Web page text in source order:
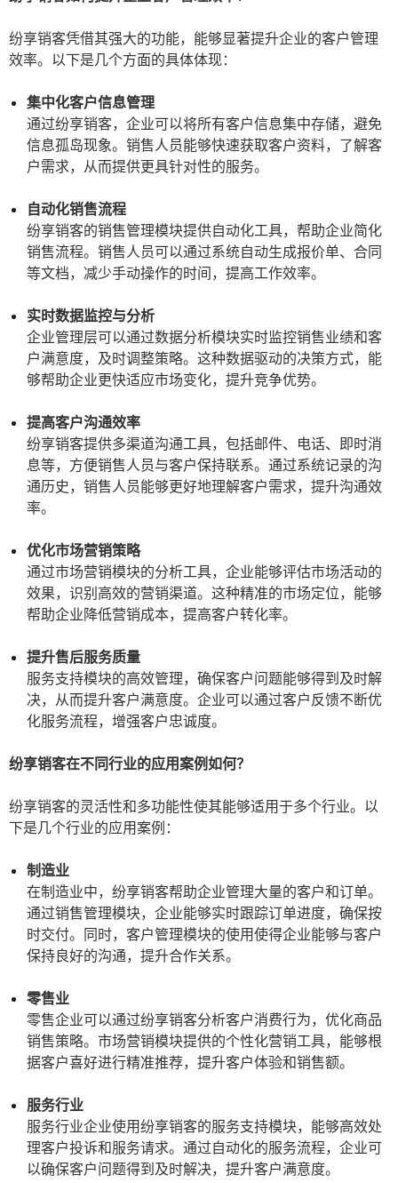
纷享销客凭借其强大的功能，能够显著提升企业的客户管理
效率。以下是几个方面的具体体现：
集中化客户信息管理
通过纷享销客，企业可以将所有客户信息集中存储，避免
信息孤岛现象。销售人员能够快速获取客户资料，了解客
户需求，从而提供更具针对性的服务。
自动化销售流程
纷享销客的销售管理模块提供自动化工具，帮助企业简化
销售流程。销售人员可以通过系统自动生成报价单、合同
等文档，减少手动操作的时间，提高工作效率。
实时数据监控与分析
企业管理层可以通过数据分析模块实时监控销售业绩和客
户满意度，及时调整策略。这种数据驱动的决策方式，能
够帮助企业更快适应市场变化，提升竞争优势。
提高客户沟通效率
纷享销客提供多渠道沟通工具，包括邮件、电话、即时消
息等，方便销售人员与客户保持联系。通过系统记录的沟
通历史，销售人员能够更好地理解客户需求，提升沟通效
率。
优化市场营销策略
通过市场营销模块的分析工具，企业能够评估市场活动的
效果，识别高效的营销渠道。这种精准的市场定位，能够
帮助企业降低营销成本，提高客户转化率。
提升售后服务质量
服务支持模块的高效管理，确保客户问题能够得到及时解
决，从而提升客户满意度。企业可以通过客户反馈不断优
化服务流程，增强客户忠诚度。
纷享销客在不同行业的应用案例如何？
纷享销客的灵活性和多功能性使其能够适用于多个行业。以
下是几个行业的应用案例：
制造业
在制造业中，纷享销客帮助企业管理大量的客户和订单。
通过销售管理模块，企业能够实时跟踪订单进度，确保按
时交付。同时，客户管理模块的使用使得企业能够与客户
保持良好的沟通，提升合作关系。
零售业
零售企业可以通过纷享销客分析客户消费行为，优化商品
销售策略。市场营销模块提供的个性化营销工具，能够根
据客户喜好进行精准推荐，提升客户体验和销售额。
服务行业
服务行业企业使用纷享销客的服务支持模块，能够高效处
理客户投诉和服务请求。通过自动化的服务流程，企业可
以确保客户问题得到及时解决，提升客户满意度。